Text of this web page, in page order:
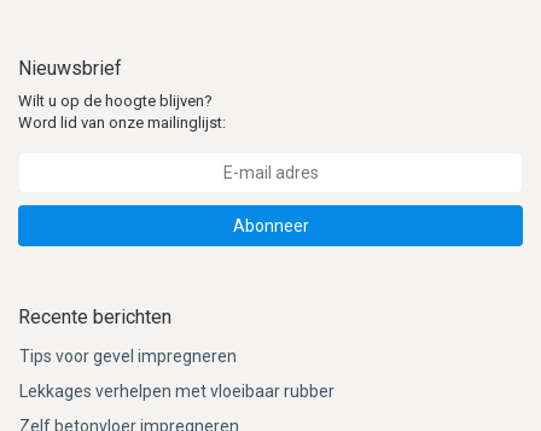
Nieuwsbrief
Wilt u op de hoogte blijven?
Word lid van onze mailinglijst:
Abonneer
Recente berichten
Tips voor gevel impregneren
Lekkages verhelpen met vloeibaar rubber
Zelf betonvloer impregneren